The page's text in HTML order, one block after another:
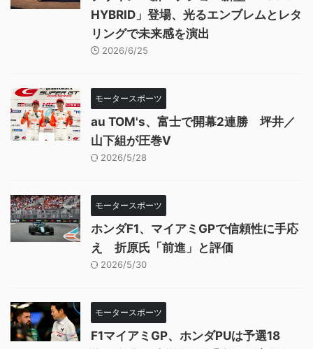
HYBRID」登場、光るエンブレムとレタ
リングで未来感を演出
2026/6/25
モータースポーツ
au TOM's、富士で開幕2連勝 坪井／
山下組が圧巻V
2026/5/28
モータースポーツ
ホンダF1、マイアミGPで信頼性に手応
え 折原氏「前進」と評価
2026/5/30
モータースポーツ
F1マイアミGP、ホンダPUは予選18